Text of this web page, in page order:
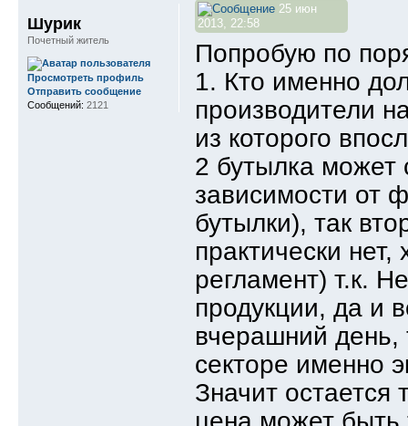
25 июн
2013, 22:58
Попробую по
1. Кто именно
производители
из которого
2 бутылка может
зависимости от
бутылки), так
практически
регламент) т.к.
продукции, да и
вчерашний день,
секторе именно
Значит остается
Шурик
Почетный житель
Просмотреть профиль
Отправить сообщение
Сообщений: 2121